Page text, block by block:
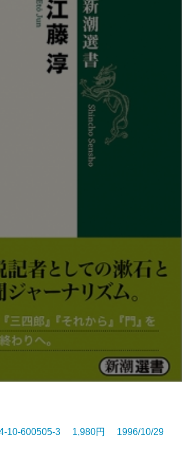
10-600505-3 1,980円 1996/10/29